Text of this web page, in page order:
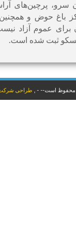
سرو، پرچین‌های
باغ حوض و همچنین
برای عموم آزاد
ثبت شده است.
محفوظ است--- طراحی شرکت